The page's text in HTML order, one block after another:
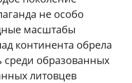
не особо
масштабы
континента обрела
среди образованных
литовцев